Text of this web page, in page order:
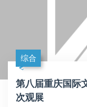
综合
第八届重庆国际
次观展